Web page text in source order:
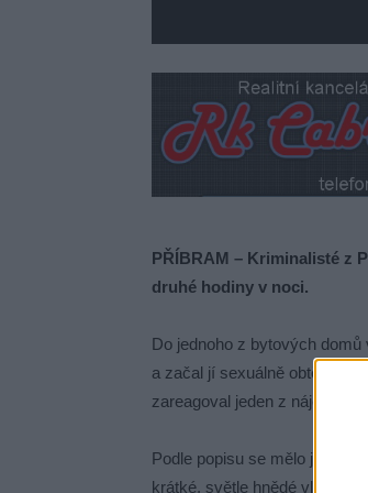
PŘÍBRAM – Kriminalisté z
druhé hodiny v noci.
Do jednoho z bytových
a začal jí sexuálně
zareagoval jeden z
Podle popisu se mělo jednat
krátké, světle hnědé vlasy –